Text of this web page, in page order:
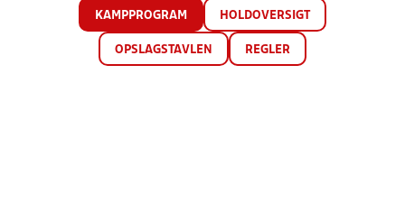
KAMPPROGRAM HOLDOVERSIGT
OPSLAGSTAVLEN REGLER